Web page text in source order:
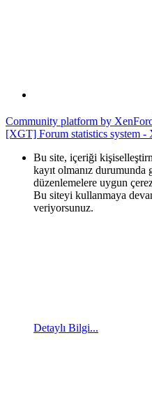
Community platform by
[XGT] Forum statistics system -
Bu site, içeriği
kayıt olmanız durumunda
düzenlemelere uygun
Bu siteyi kullanmaya
veriyorsunuz.
Detaylı Bilgi...